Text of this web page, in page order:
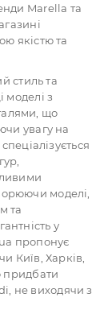
Marella та
якістю та
стиль та
моделі з
що
увагу на
моделі,
та
у
пропонує
Київ, Харків,
придбати
не виходячи з